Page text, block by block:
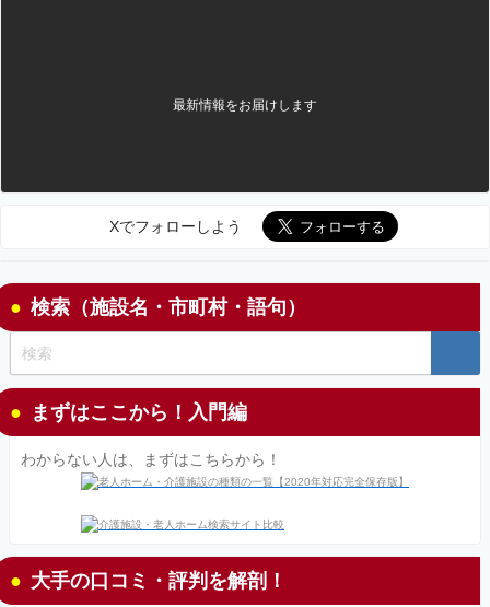
最新情報をお届けします
Xでフォローしよう
検索（施設名・市町村・語句）
まずはここから！入門編
わからない人は、まずはこちらから！
大手の口コミ・評判を解剖！